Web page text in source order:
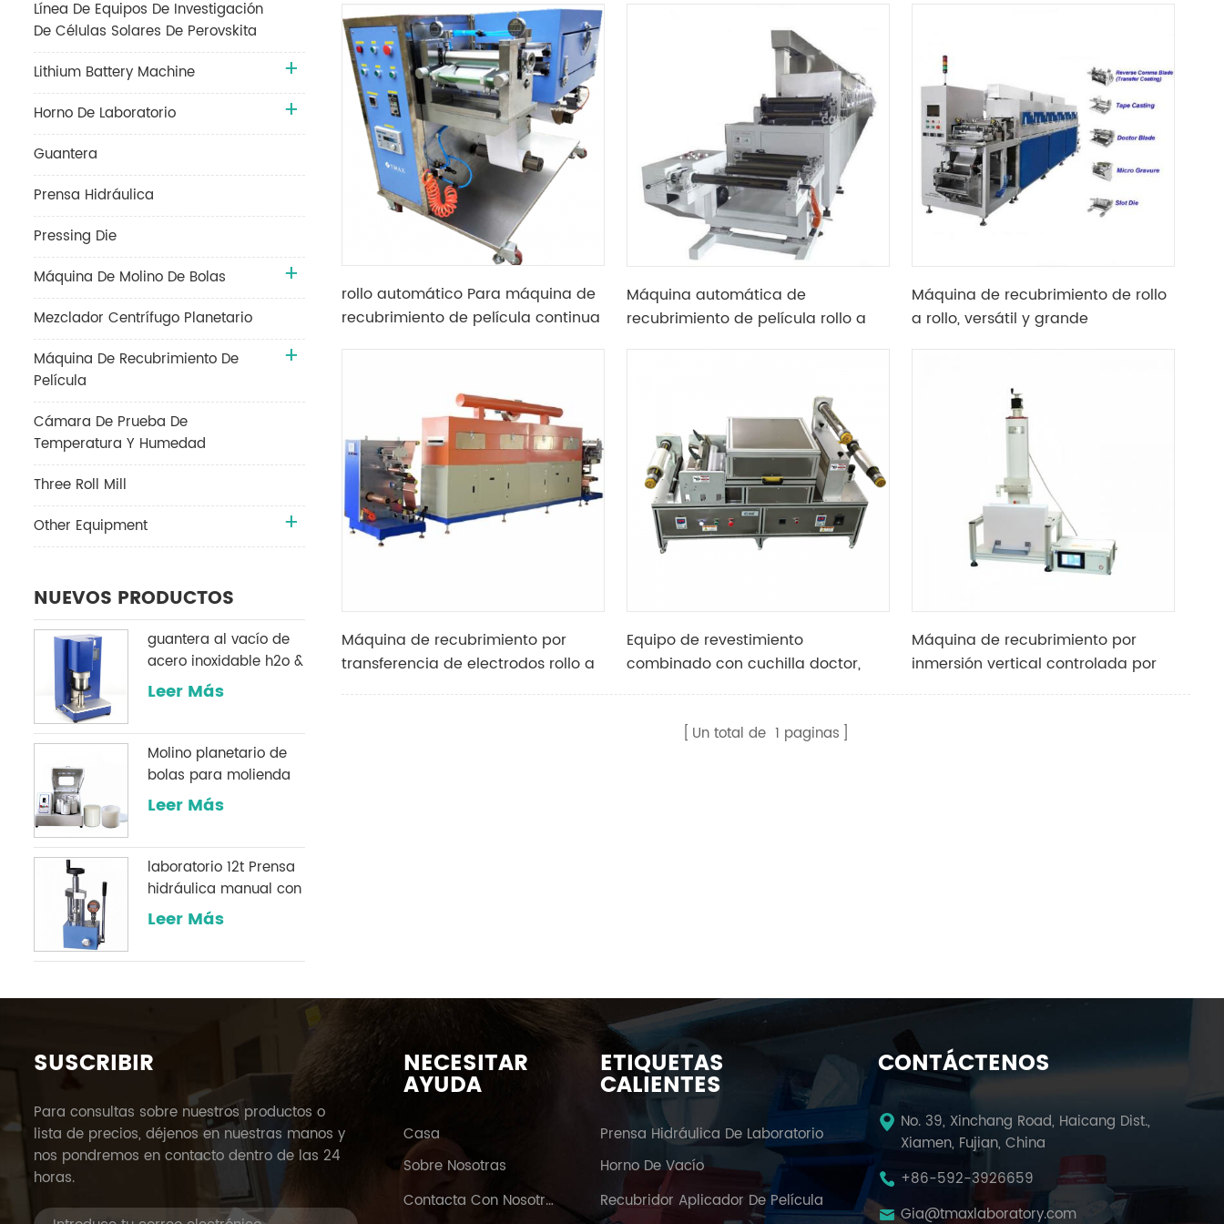
rollo automático Para máquina de
recubrimiento de película continua
Máquina automática de
recubrimiento de película rollo a
Máquina de recubrimiento de rollo
a rollo, versátil y grande
Máquina de recubrimiento por
transferencia de electrodos rollo a
rollo para la fabricación de
Equipo de revestimiento
combinado con cuchilla doctor,
barra de alambre y pantalla táctil
Máquina de recubrimiento por
inmersión vertical controlada por
programa de alta precisión de
Un total de 1 paginas
Línea De Equipos De Investigación
De Células Solares De Perovskita
Lithium Battery Machine
Horno De Laboratorio
Guantera
Prensa Hidráulica
Pressing Die
Máquina De Molino De Bolas
Mezclador Centrífugo Planetario
Máquina De Recubrimiento De
Película
Cámara De Prueba De
Temperatura Y Humedad
Three Roll Mill
Other Equipment
NUEVOS PRODUCTOS
guantera al vacío de
acero inoxidable h2o &
O2 sistema de
Leer Más
Molino planetario de
bolas para molienda
de polvo
Leer Más
laboratorio 12t Prensa
hidráulica manual con
un manómetro digital
utilizado en
Leer Más
SUSCRIBIR
Para consultas sobre nuestros productos o
lista de precios, déjenos en nuestras manos y
nos pondremos en contacto dentro de las 24
horas.
NECESITAR
AYUDA
Casa
Sobre Nosotras
Contacta Con Nosotras
ETIQUETAS
CALIENTES
Prensa Hidráulica De Laboratorio
Horno De Vacío
Recubridor Aplicador De Película
CONTÁCTENOS
No. 39, Xinchang Road, Haicang Dist.,
Xiamen, Fujian, China
+86-592-3926659
Gia@tmaxlaboratory.com